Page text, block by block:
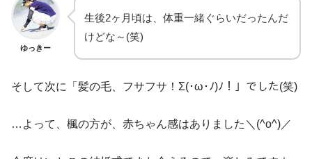
ゆっきー
生後2ヶ月頃は、体重一緒ぐらいだったんだ
けどな～(笑)
そして次に「髪の毛、フサフサ！Σ(･ω･ﾉ)ﾉ！」でした(笑)
…よって、楓の方が、赤ちゃん感はありました＼(^o^)／